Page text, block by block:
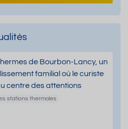
de Bourbon-Lancy, un
familial où le curiste
centre des attentions
stations thermales